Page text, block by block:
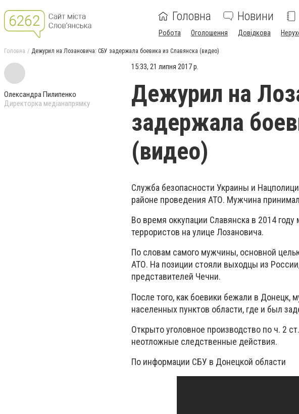
Головна Новини
Робота Оголошення Довідкова
Головна Дежурил на Лозановича: СБУ задержала боевика из Славянска (видео)
Олександра Пилипенко
Директорка медіанапрямку
15:33, 21 липня 2017 р.
Дежурил на
задержала
(видео)
Служба безопасности Украины и
районе проведения АТО. Мужчина
Во время оккупации Славянска в 2014
террористов на улице Лозановича.
По словам самого мужчины, основной
АТО. На позиции стояли выходцы из
представителей Чечни.
После того, как боевики бежали в Донецк,
населенных пунктов области, где и был
Открыто уголовное производство по ч. 2
неотложные следственные действия.
По информации СБУ в Донецкой области